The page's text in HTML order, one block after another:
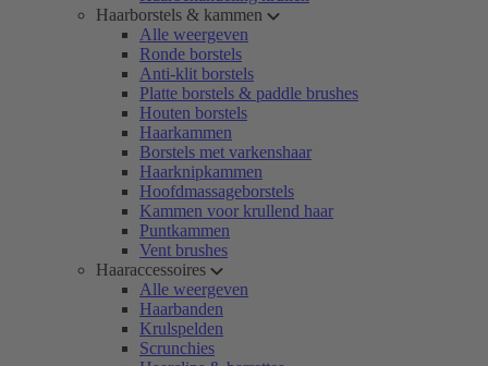
Haarborstels & kammen
Alle weergeven
Ronde borstels
Anti-klit borstels
Platte borstels & paddle brushes
Houten borstels
Haarkammen
Borstels met varkenshaar
Haarknipkammen
Hoofdmassageborstels
Kammen voor krullend haar
Puntkammen
Vent brushes
Haaraccessoires
Alle weergeven
Haarbanden
Krulspelden
Scrunchies